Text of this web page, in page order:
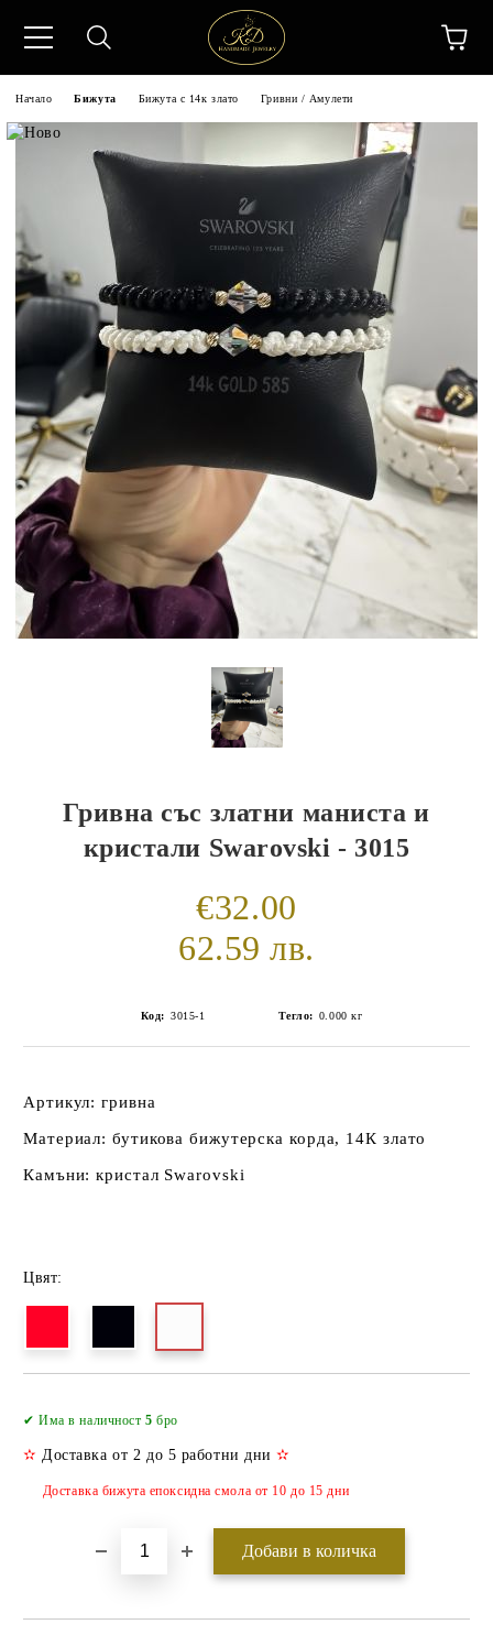
Начало Бижута Бижута с 14к злато Гривни / Амулети
Гривна със златни маниста и
кристали Swarovski - 3015
€32.00
62.59 лв.
Код: 3015-1 Тегло: 0.000 кг
Артикул: гривна
Материал: бутикова бижутерска корда, 14К злато
Камъни: кристал Swarovski
Цвят:
✔ Има в наличност5 бро
✫ Доставка от 2 до 5 работни дни✫
Доставка бижута епоксидна смола от 10 до 15 дни